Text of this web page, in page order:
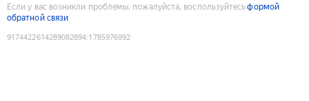
Если у вас возникли проблемы, пожалуйста, воспользуйтесьформой
обратной связи
9174422614289082894:1785976992